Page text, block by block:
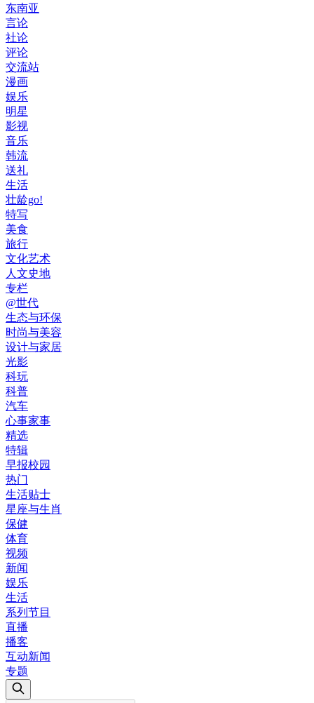
东南亚
言论
社论
评论
交流站
漫画
娱乐
明星
影视
音乐
韩流
送礼
生活
壮龄go!
特写
美食
旅行
文化艺术
人文史地
专栏
@世代
生态与环保
时尚与美容
设计与家居
光影
科玩
科普
汽车
心事家事
精选
特辑
早报校园
热门
生活贴士
星座与生肖
保健
体育
视频
新闻
娱乐
生活
系列节目
直播
播客
互动新闻
专题